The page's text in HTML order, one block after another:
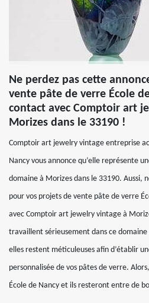
Ne perdez pas cette
vente pâte de verre École
contact avec Comptoir art
Morizes dans le 33190 !
Comptoir art jewelry vintage entreprise
Nancy vous annonce qu’elle représente
domaine à Morizes dans le 33190. Aussi,
pour vos projets de vente pâte de verre
avec Comptoir art jewelry vintage à
travaillent sérieusement dans ce domaine
elles restent méticuleuses afin d’établir
personnalisée de vos pâtes de verre.
École de Nancy et ils resteront entre de